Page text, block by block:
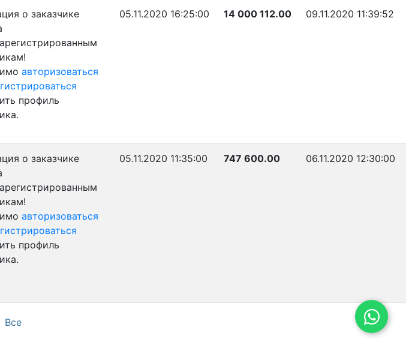
Все
о заказчике
авторизоваться
профиль
05.11.2020 16:25:00 14 000 112.00 09.11.2020 11:39:52
о заказчике
авторизоваться
профиль
05.11.2020 11:35:00 747 600.00 06.11.2020 12:30:00